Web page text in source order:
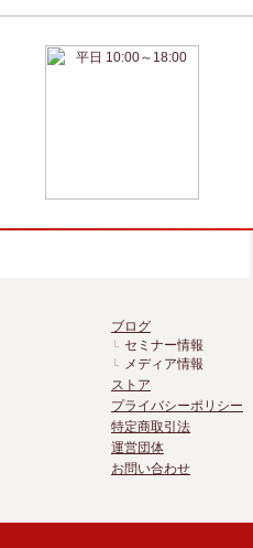
ブログ
セミナー情報
メディア情報
ストア
プライバシーポリシー
特定商取引法
運営団体
お問い合わせ